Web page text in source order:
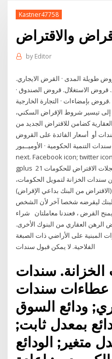
Kastner47758
والاقتراض
by Editor
طويلة المدى · القرض الايجاري.
قروض الاستغلال. قروض الصندوق ·
قروض بإمضاءات · التجارة الخارجية.
إلى تيسير شروط الإقراض السكني،
كضامن للاقتراض الجديد من
أو أسعار الفائدة على القروض
التنمية الحكومية · الأوميــبور.
next. Facebook icon; twitter
gplus 21 نيسان (إبريل) 2020 تعيد كتابة سجلات الاقتراض للحكومات
سندات الخزانة لتمويل الحكومات،
من البنك بداعي الإقراض)
ليقرضه شخصا آخر لأن الشخص
القرض ، فعندنا معاملتان شراء
الرهن العقاري من البنوك الأخرى.
المبنية على الأراضي ذات الصبغة
سندات
عطاءات سندات
ودائع السوق
بمعدل ثابت;
متغير; الودائع